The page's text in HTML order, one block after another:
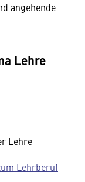
angehende
Lehre
Lehre
Lehrberuf